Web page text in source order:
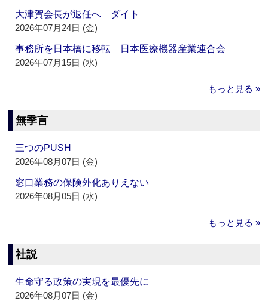
大津賀会長が退任へ ダイト
2026年07月24日 (金)
事務所を日本橋に移転 日本医療機器産業連合会
2026年07月15日 (水)
もっと見る »
無季言
三つのPUSH
2026年08月07日 (金)
窓口業務の保険外化ありえない
2026年08月05日 (水)
もっと見る »
社説
生命守る政策の実現を最優先に
2026年08月07日 (金)